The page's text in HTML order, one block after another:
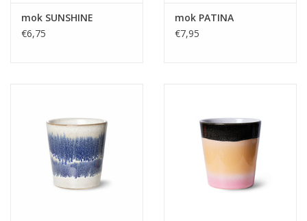
Merken
mok SUNSHINE
€6,75
mok PATINA
€7,95